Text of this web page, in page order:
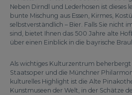
Neben Dirndl und Lederhosen ist dieses
bunte Mischung aus Essen, Kirmes,
selbstverständlich – Bier. Falls Sie nicht
sind, bietet Ihnen das 500 Jahre alte
über einen Einblick in die bayrische
Als wichtiges Kulturzentrum beherbergt
Staatsoper und die Münchner
kulturelles Highlight ist die Alte
Kunstmuseen der Welt, in der Schätze